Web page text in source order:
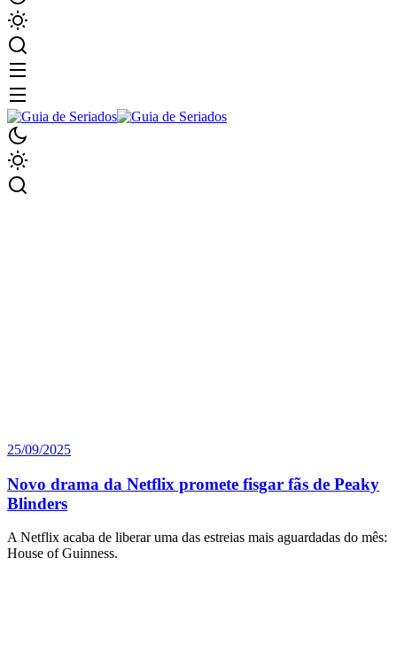
25/09/2025
Novo drama da Netflix promete fisgar fãs de Peaky
Blinders
A Netflix acaba de liberar uma das estreias mais aguardadas do mês:
House of Guinness.